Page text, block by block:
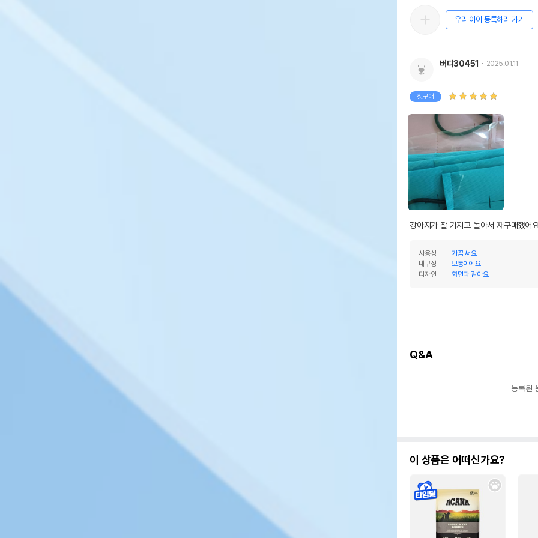
우리 아이 등록하러 가기
버디30451 2025.01.11
첫구매
강아지가 잘 가지고 놀아서 재구매했어
사용성
가끔 써요
내구성
보통이에요
디자인
화면과 같아요
Q&A
등록된
이 상품은 어떠신가요?